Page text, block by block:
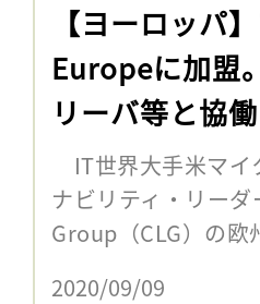
【ヨーロッパ
Europeに加盟
リーバ等と協働
IT世界大手米マイ
ナビリティ・リー
Group（CLG）の
2020/09/09